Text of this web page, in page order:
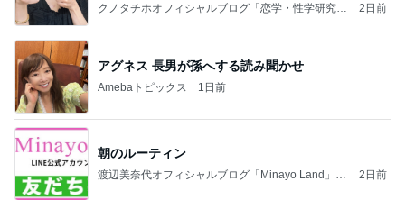
クノタチホオフィシャルブログ「恋学・性学研究
2日前
アグネス 長男が孫へする読み聞かせ
Amebaトピックス 1日前
朝のルーティン
渡辺美奈代オフィシャルブログ「Minayo Land」P
2日前